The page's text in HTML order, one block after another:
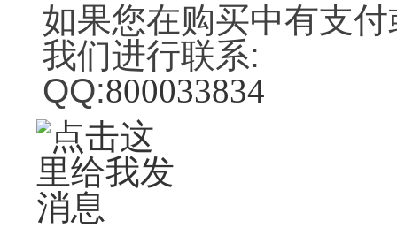
如果您在购买中有支
我们进行联系:
QQ:800033834